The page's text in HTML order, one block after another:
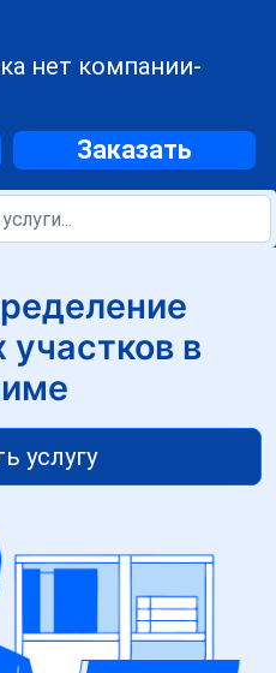
нет компании-
Заказать
в
услугу